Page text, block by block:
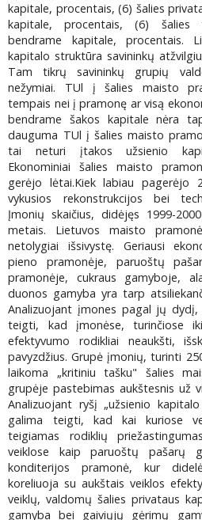
kapitale, procentais, (6) šalies
kapitale, procentais, (6) šalies
bendrame kapitale, procentais.
kapitalo struktūra savininkų
Tam tikrų savininkų grupių
nežymiai. TUl į šalies maisto
tempais nei į pramonę ar visą
bendrame šakos kapitale nėra
dauguma TUl į šalies maisto
tai neturi įtakos užsienio
Ekonominiai šalies maisto
gerėjo lėtai.Kiek labiau pagerėjo
vykusios rekonstrukcijos bei
Įmonių skaičius, didėjęs 1999-
metais. Lietuvos maisto
netolygiai išsivystę. Geriausi
pieno pramonėje, paruoštų
pramonėje, cukraus gamyboje,
duonos gamyba yra tarp
Analizuojant įmones pagal jų
teigti, kad įmonėse, turinčiose
efektyvumo rodikliai neaukšti,
pavyzdžius. Grupė įmonių, turinti
laikoma „kritiniu tašku" šalies
grupėje pastebimas aukštesnis už
Analizuojant ryšį „užsienio
galima teigti, kad kai kuriose
teigiamas rodiklių
veiklose kaip paruoštų pašarų
konditerijos pramonė, kur
koreliuoja su aukštais veiklos
veiklų, valdomų šalies privataus
gamyba bei gaiviųjų gėrimų